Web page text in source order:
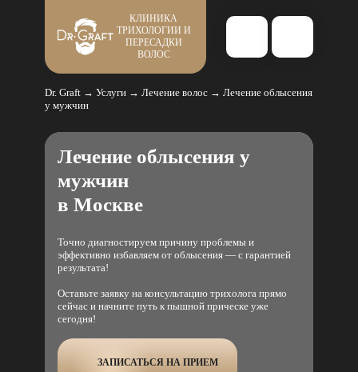
КЛИНИКА
ТРИХОЛОГИИ И
ПЕРЕСАДКИ
ВОЛОС
Dr. Graft → Услуги → Лечение волос → Лечение облысения
у мужчин
Лечение облысения у
мужчин
в Москве
Точно диагностируем причину проблемы и
эффективно избавляем от облысения — с гарантией
результата!
Оставьте заявку на консультацию трихолога прямо
сейчас и начните путь к пышной прическе уже
сегодня!
ЗАПИСАТЬСЯ НА ПРИЕМ